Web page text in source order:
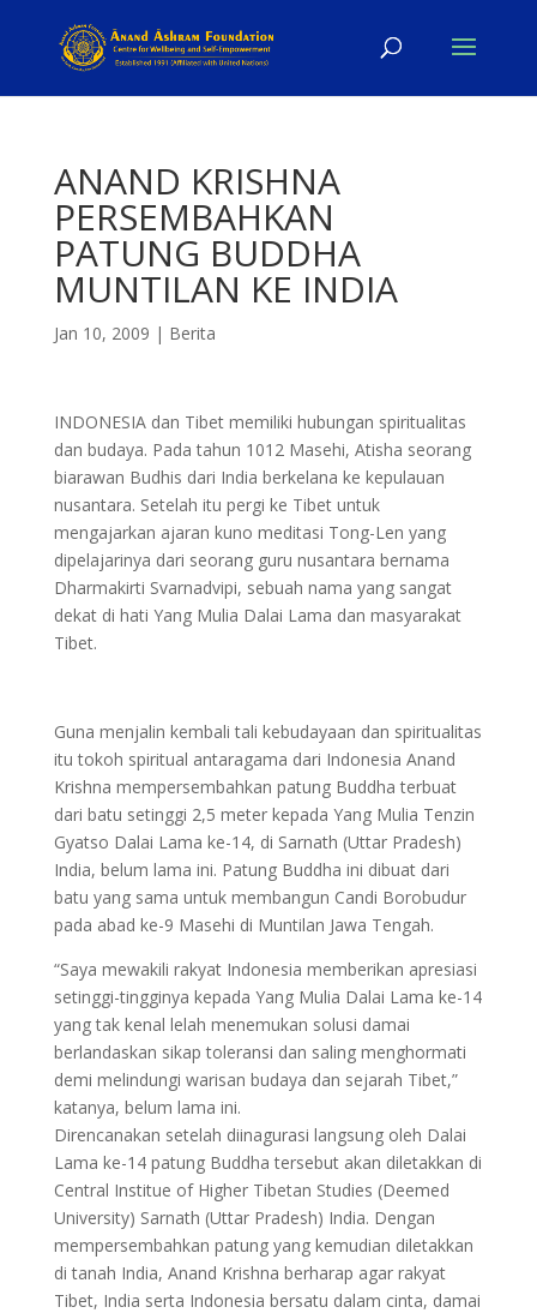
ANAND KRISHNA
PERSEMBAHKAN
PATUNG BUDDHA
MUNTILAN KE INDIA
Jan 10, 2009 | Berita
INDONESIA dan Tibet memiliki hubungan spiritualitas
dan budaya. Pada tahun 1012 Masehi, Atisha seorang
biarawan Budhis dari India berkelana ke kepulauan
nusantara. Setelah itu pergi ke Tibet untuk
mengajarkan ajaran kuno meditasi Tong-Len yang
dipelajarinya dari seorang guru nusantara bernama
Dharmakirti Svarnadvipi, sebuah nama yang sangat
dekat di hati Yang Mulia Dalai Lama dan masyarakat
Tibet.
Guna menjalin kembali tali kebudayaan dan spiritualitas
itu tokoh spiritual antaragama dari Indonesia Anand
Krishna mempersembahkan patung Buddha terbuat
dari batu setinggi 2,5 meter kepada Yang Mulia Tenzin
Gyatso Dalai Lama ke-14, di Sarnath (Uttar Pradesh)
India, belum lama ini. Patung Buddha ini dibuat dari
batu yang sama untuk membangun Candi Borobudur
pada abad ke-9 Masehi di Muntilan Jawa Tengah.
“Saya mewakili rakyat Indonesia memberikan apresiasi
setinggi-tingginya kepada Yang Mulia Dalai Lama ke-14
yang tak kenal lelah menemukan solusi damai
berlandaskan sikap toleransi dan saling menghormati
demi melindungi warisan budaya dan sejarah Tibet,”
katanya, belum lama ini.
Direncanakan setelah diinagurasi langsung oleh Dalai
Lama ke-14 patung Buddha tersebut akan diletakkan di
Central Institue of Higher Tibetan Studies (Deemed
University) Sarnath (Uttar Pradesh) India. Dengan
mempersembahkan patung yang kemudian diletakkan
di tanah India, Anand Krishna berharap agar rakyat
Tibet, India serta Indonesia bersatu dalam cinta, damai